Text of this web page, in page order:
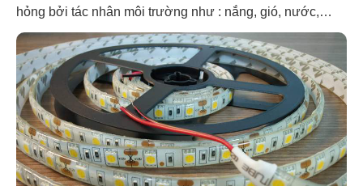
hỏng bởi tác nhân môi trường như : nắng, gió, nước,…